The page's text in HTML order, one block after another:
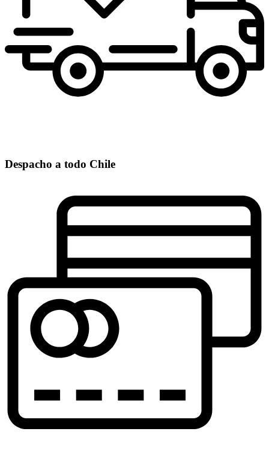
Despacho a todo Chile